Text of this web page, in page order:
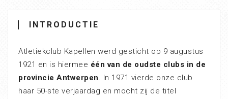
INTRODUCTIE
Atletiekclub Kapellen werd gesticht op 9 augustus
1921 en is hiermee één van de oudste clubs in de
provincie Antwerpen. In 1971 vierde onze club
haar 50-ste verjaardag en mocht zij de titel